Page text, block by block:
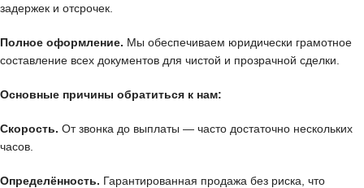
задержек и отсрочек.
Полное оформление. Мы обеспечиваем юридически грамотное
составление всех документов для чистой и прозрачной сделки.
Основные причины обратиться к нам:
Скорость. От звонка до выплаты — часто достаточно нескольких
часов.
Определённость. Гарантированная продажа без риска, что